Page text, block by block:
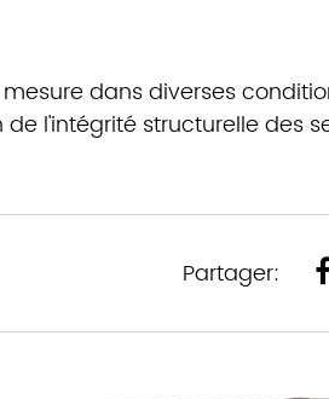
mesure dans diverses
de l'intégrité structurelle des
Partager: